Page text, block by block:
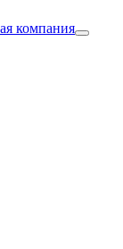
компания